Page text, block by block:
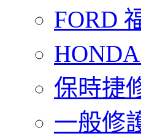
FORD
保時捷
一般修